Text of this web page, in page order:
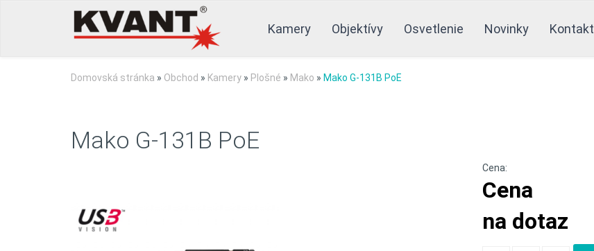
Kamery Objektívy Osvetlenie Novinky Kontakt
Domovská stránka » Obchod » Kamery » Plošné » Mako » Mako G-131B PoE
Mako G-131B PoE
Cena:
Cena
na dotaz